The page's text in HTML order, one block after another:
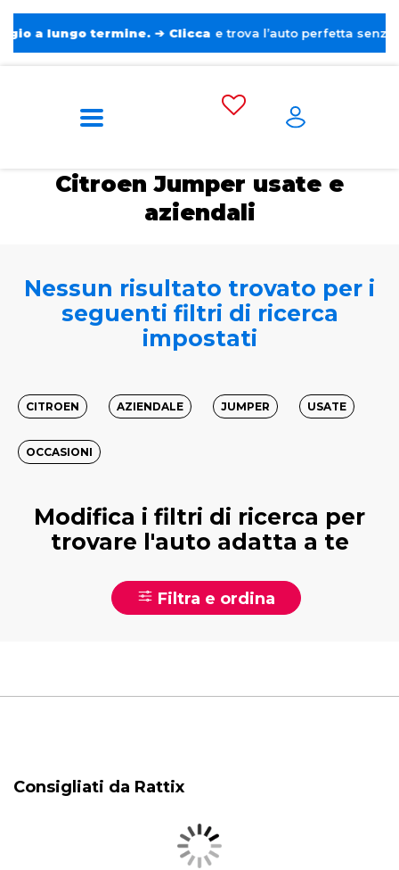
termine. ➔ Clicca e trova l’auto perfetta senza
Home
Citroen Jumper usate e
aziendali
Nessun risultato trovato per i
seguenti filtri di ricerca
impostati
CITROEN AZIENDALE JUMPER USATE
OCCASIONI
Modifica i filtri di ricerca per
trovare l'auto adatta a te
Filtra e ordina
Consigliati da Rattix